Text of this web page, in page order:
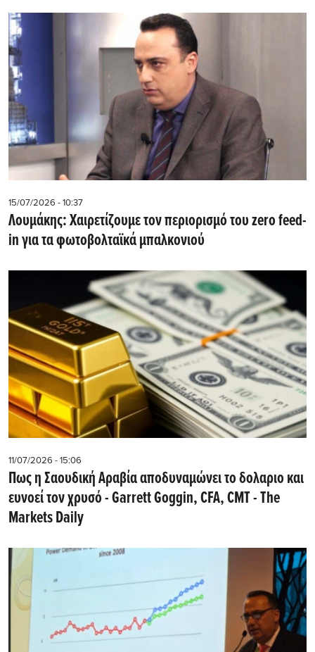
15/07/2026 - 10:37
Λουμάκης: Xαιρετίζουμε τον περιορισμό του zero feed-
in για τα φωτοβολταϊκά μπαλκονιού
11/07/2026 - 15:06
Πως η Σαουδική Αραβία αποδυναμώνει το δολαριο και
ευνοεί τον χρυσό - Garrett Goggin, CFA, CMT - The
Markets Daily